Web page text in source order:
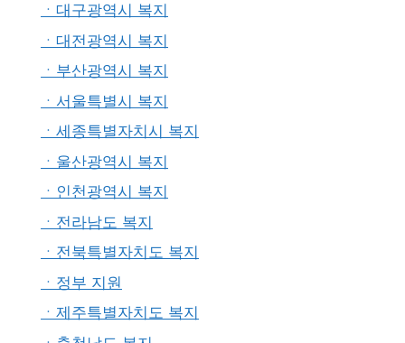
ㆍ대구광역시 복지
ㆍ대전광역시 복지
ㆍ부산광역시 복지
ㆍ서울특별시 복지
ㆍ세종특별자치시 복지
ㆍ울산광역시 복지
ㆍ인천광역시 복지
ㆍ전라남도 복지
ㆍ전북특별자치도 복지
ㆍ정부 지원
ㆍ제주특별자치도 복지